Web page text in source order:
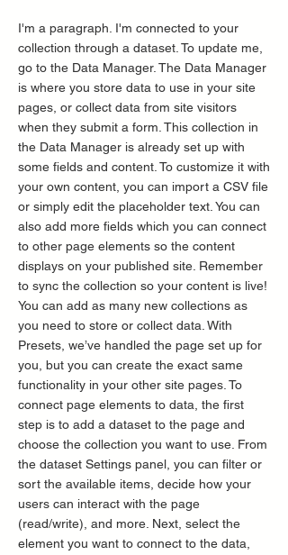
I'm a paragraph. I'm connected to your
collection through a dataset. To update me,
go to the Data Manager. The Data Manager
is where you store data to use in your site
pages, or collect data from site visitors
when they submit a form. This collection in
the Data Manager is already set up with
some fields and content. To customize it with
your own content, you can import a CSV file
or simply edit the placeholder text. You can
also add more fields which you can connect
to other page elements so the content
displays on your published site. Remember
to sync the collection so your content is live!
You can add as many new collections as
you need to store or collect data. With
Presets, we’ve handled the page set up for
you, but you can create the exact same
functionality in your other site pages. To
connect page elements to data, the first
step is to add a dataset to the page and
choose the collection you want to use. From
the dataset Settings panel, you can filter or
sort the available items, decide how your
users can interact with the page
(read/write), and more. Next, select the
element you want to connect to the data,